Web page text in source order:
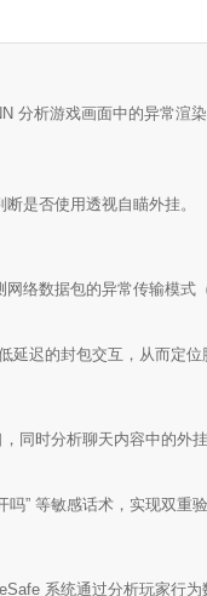
分析游戏画面中的异常渲
是否使用透视自瞄外挂。
络数据包的异常传输模式
延迟的封包交互，从而定位
同时分析聊天内容中的外挂
” 等敏感话术，实现双重验
系统通过分析玩家行